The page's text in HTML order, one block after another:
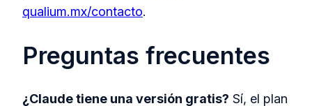
qualium.mx/contacto.
Preguntas frecuentes
¿Claude tiene una versión gratis? Sí, el plan